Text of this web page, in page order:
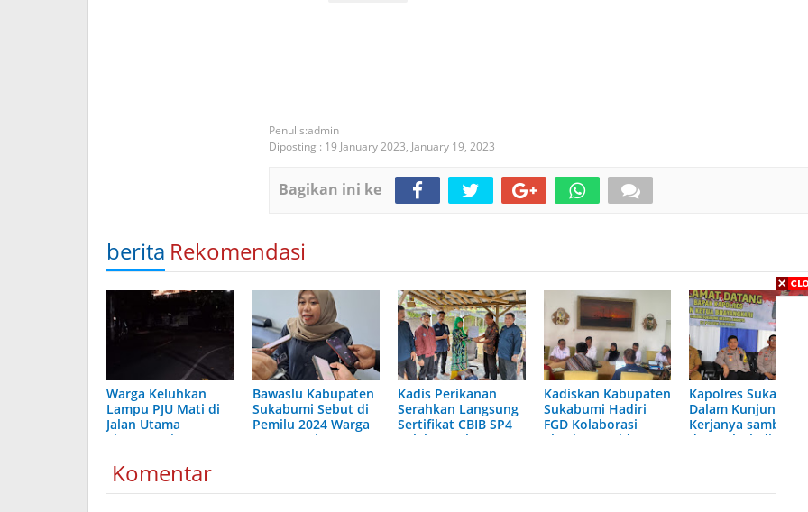
admin
Diposting : 19 January 2023, January 19, 2023
Bagikan ini ke
berita Rekomendasi
Warga Keluhkan
Lampu PJU Mati di
Jalan Utama
Simpang Tiga
Palabuhanratu
Bawaslu Kabupaten
Sukabumi Sebut di
Pemilu 2024 Warga
Negara Asing (WNA)
Kadis Perikanan
Serahkan Langsung
Sertifikat CBIB SP4
Pelaku Usaha
Kadiskan Kabupaten
Sukabumi Hadiri
FGD Kolaborasi
Ekosistem Bidang
Kapolres Sukabumi
Dalam Kunjungan
Kerjanya sambangi
dua Polsek di
Komentar